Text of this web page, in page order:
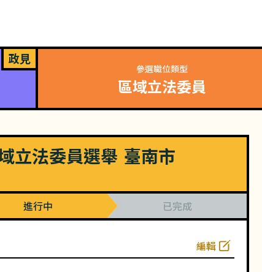
政見
參選職位類型
區域立法委員
立法委員選舉 臺南市
進行中 已完成
編輯